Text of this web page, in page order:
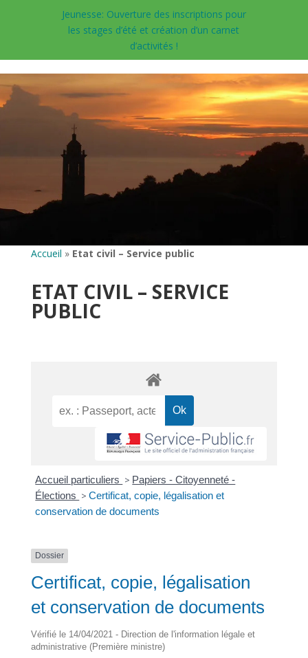
Jeunesse: Ouverture des inscriptions pour
les stages d’été et création d’un carnet
d’activités !
Accueil » Etat civil – Service public
ETAT CIVIL – SERVICE
PUBLIC
Accueil particuliers > Papiers - Citoyenneté -
Élections > Certificat, copie, légalisation et
conservation de documents
Dossier
Certificat, copie, légalisation
et conservation de documents
Vérifié le 14/04/2021 - Direction de l'information légale et
administrative (Première ministre)